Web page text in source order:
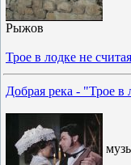
Рыжов
Трое в лодке не
Добрая река - "Трое в